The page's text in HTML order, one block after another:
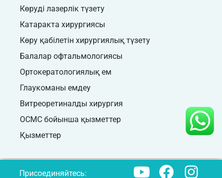
Көруді лазерлік түзету
Катаракта хирургиясы
Көру қабілетін хирургиялық түзету
Балалар офтальмологиясы
Ортокератологиялық ем
Глаукоманы емдеу
Витреоретиналды хирургия
ОСМС бойынша қызметтер
Қызметтер
Присоединяйтесь: